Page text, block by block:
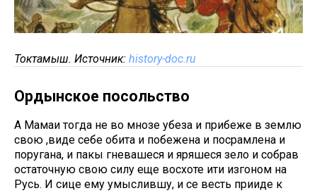
Токтамыш. Источник: history-doc.ru
Ордынское посольство
А Мамаи тогда не во мнозе убеза и прибеже в землю
свою ,виде себе обита и побежена и посрамлена и
поругана, и пакы гневашеся и яряшеся зело и собрав
остаточную свою силу еще восхоте ити изгоном на
Русь. И сице ему умыслившу, и се весть прииде к